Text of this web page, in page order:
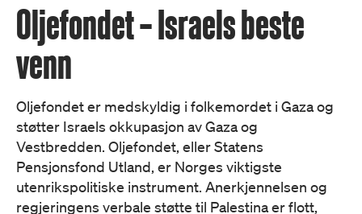
Oljefondet – Israels beste
venn
Oljefondet er medskyldig i folkemordet i Gaza og
støtter Israels okkupasjon av Gaza og
Vestbredden. Oljefondet, eller Statens
Pensjonsfond Utland, er Norges viktigste
utenrikspolitiske instrument. Anerkjennelsen og
regjeringens verbale støtte til Palestina er flott,